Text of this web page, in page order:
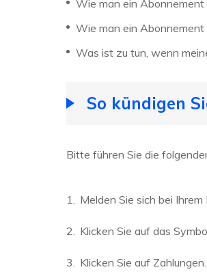
Wie man ein
Wie man ein
Was ist zu tun, wenn
So kündigen
Bitte führen Sie die
Melden Sie sich bei
Klicken Sie auf das
Klicken Sie auf Zahlungen.